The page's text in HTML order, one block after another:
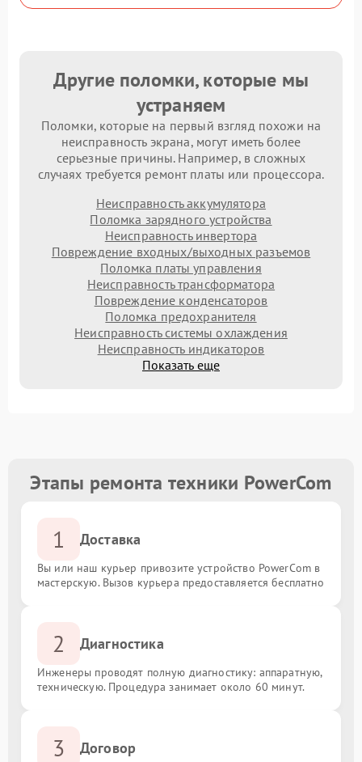
Другие поломки, которые мы
устраняем
Поломки, которые на первый взгляд похожи на
неисправность экрана, могут иметь более
серьезные причины. Например, в сложных
случаях требуется ремонт платы или процессора.
Неисправность аккумулятора
Поломка зарядного устройства
Неисправность инвертора
Повреждение входных/выходных разъемов
Поломка платы управления
Неисправность трансформатора
Повреждение конденсаторов
Поломка предохранителя
Неисправность системы охлаждения
Неисправность индикаторов
Показать еще
Этапы ремонта техники PowerCom
1 Доставка
Вы или наш курьер привозите устройство PowerCom в
мастерскую. Вызов курьера предоставляется бесплатно
2 Диагностика
Инженеры проводят полную диагностику: аппаратную,
техническую. Процедура занимает около 60 минут.
3 Договор